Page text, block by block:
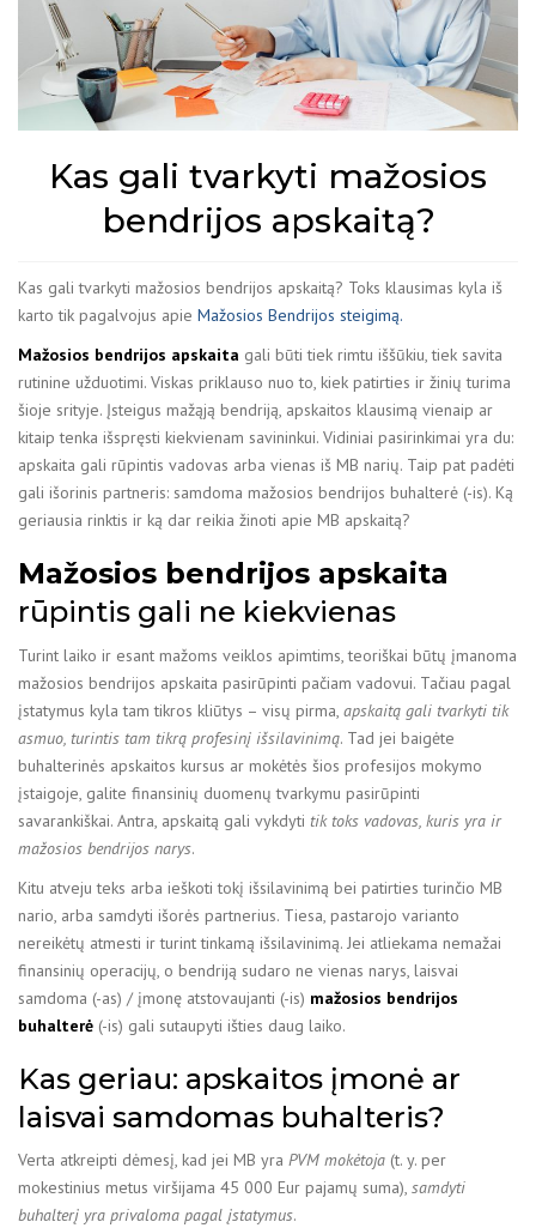
Kas gali tvarkyti mažosios
bendrijos apskaitą?
Kas gali tvarkyti mažosios bendrijos apskaitą? Toks klausimas kyla iš
karto tik pagalvojus apie Mažosios Bendrijos steigimą.
Mažosios bendrijos apskaita gali būti tiek rimtu iššūkiu, tiek savita
rutinine užduotimi. Viskas priklauso nuo to, kiek patirties ir žinių turima
šioje srityje. Įsteigus mažąją bendriją, apskaitos klausimą vienaip ar
kitaip tenka išspręsti kiekvienam savininkui. Vidiniai pasirinkimai yra du:
apskaita gali rūpintis vadovas arba vienas iš MB narių. Taip pat padėti
gali išorinis partneris: samdoma mažosios bendrijos buhalterė (-is). Ką
geriausia rinktis ir ką dar reikia žinoti apie MB apskaitą?
Mažosios bendrijos apskaita
rūpintis gali ne kiekvienas
Turint laiko ir esant mažoms veiklos apimtims, teoriškai būtų įmanoma
mažosios bendrijos apskaita pasirūpinti pačiam vadovui. Tačiau pagal
įstatymus kyla tam tikros kliūtys – visų pirma, apskaitą gali tvarkyti tik
asmuo, turintis tam tikrą profesinį išsilavinimą. Tad jei baigėte
buhalterinės apskaitos kursus ar mokėtės šios profesijos mokymo
įstaigoje, galite finansinių duomenų tvarkymu pasirūpinti
savarankiškai. Antra, apskaitą gali vykdyti tik toks vadovas, kuris yra ir
mažosios bendrijos narys.
Kitu atveju teks arba ieškoti tokį išsilavinimą bei patirties turinčio MB
nario, arba samdyti išorės partnerius. Tiesa, pastarojo varianto
nereikėtų atmesti ir turint tinkamą išsilavinimą. Jei atliekama nemažai
finansinių operacijų, o bendriją sudaro ne vienas narys, laisvai
samdoma (-as) / įmonę atstovaujanti (-is) mažosios bendrijos
buhalterė (-is) gali sutaupyti išties daug laiko.
Kas geriau: apskaitos įmonė ar
laisvai samdomas buhalteris?
Verta atkreipti dėmesį, kad jei MB yra PVM mokėtoja (t. y. per
mokestinius metus viršijama 45 000 Eur pajamų suma), samdyti
buhalterį yra privaloma pagal įstatymus.